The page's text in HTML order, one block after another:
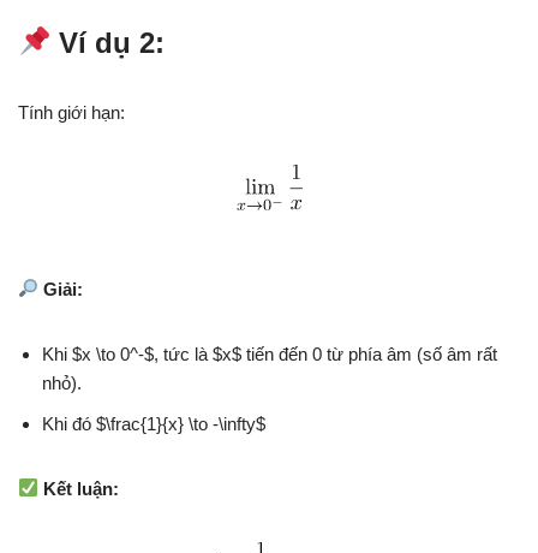
Ví dụ 2:
Tính giới hạn:
Giải:
Khi $x \to 0^-$, tức là $x$ tiến đến 0 từ phía âm (số âm rất
nhỏ).
Khi đó $\frac{1}{x} \to -\infty$
Kết luận: